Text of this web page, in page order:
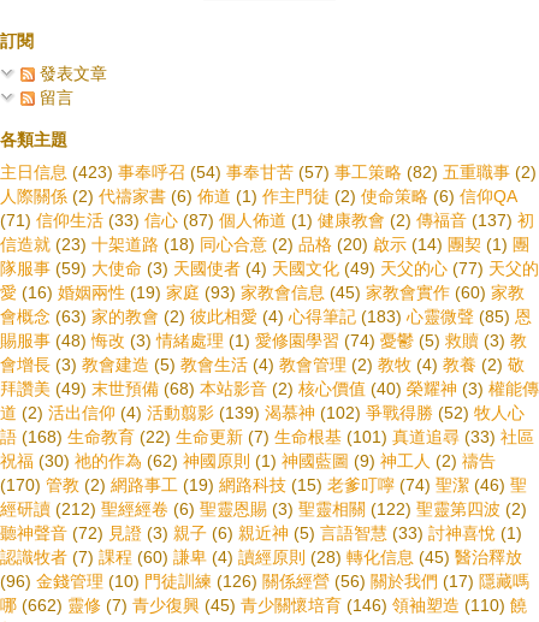
訂閱
發表文章
留言
各類主題
主日信息 (423) 事奉呼召 (54) 事奉甘苦 (57) 事工策略 (82) 五重職事 (2)
人際關係 (2) 代禱家書 (6) 佈道 (1) 作主門徒 (2) 使命策略 (6) 信仰QA
(71) 信仰生活 (33) 信心 (87) 個人佈道 (1) 健康教會 (2) 傳福音 (137) 初
信造就 (23) 十架道路 (18) 同心合意 (2) 品格 (20) 啟示 (14) 團契 (1) 團
隊服事 (59) 大使命 (3) 天國使者 (4) 天國文化 (49) 天父的心 (77) 天父的
愛 (16) 婚姻兩性 (19) 家庭 (93) 家教會信息 (45) 家教會實作 (60) 家教
會概念 (63) 家的教會 (2) 彼此相愛 (4) 心得筆記 (183) 心靈微聲 (85) 恩
賜服事 (48) 悔改 (3) 情緒處理 (1) 愛修園學習 (74) 憂鬱 (5) 救贖 (3) 教
會增長 (3) 教會建造 (5) 教會生活 (4) 教會管理 (2) 教牧 (4) 教養 (2) 敬
拜讚美 (49) 末世預備 (68) 本站影音 (2) 核心價值 (40) 榮耀神 (3) 權能傳
道 (2) 活出信仰 (4) 活動翦影 (139) 渴慕神 (102) 爭戰得勝 (52) 牧人心
語 (168) 生命教育 (22) 生命更新 (7) 生命根基 (101) 真道追尋 (33) 社區
祝福 (30) 祂的作為 (62) 神國原則 (1) 神國藍圖 (9) 神工人 (2) 禱告
(170) 管教 (2) 網路事工 (19) 網路科技 (15) 老爹叮嚀 (74) 聖潔 (46) 聖
經研讀 (212) 聖經經卷 (6) 聖靈恩賜 (3) 聖靈相關 (122) 聖靈第四波 (2)
聽神聲音 (72) 見證 (3) 親子 (6) 親近神 (5) 言語智慧 (33) 討神喜悅 (1)
認識牧者 (7) 課程 (60) 謙卑 (4) 讀經原則 (28) 轉化信息 (45) 醫治釋放
(96) 金錢管理 (10) 門徒訓練 (126) 關係經營 (56) 關於我們 (17) 隱藏嗎
哪 (662) 靈修 (7) 青少復興 (45) 青少關懷培育 (146) 領袖塑造 (110) 饒